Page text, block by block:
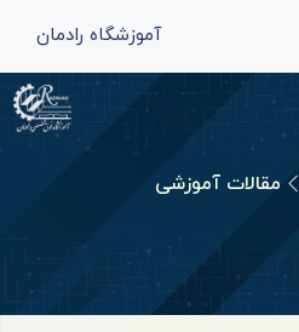
آموزشگاه رادمان
مقالات آموزشی